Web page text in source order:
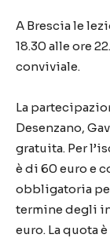
A Brescia le
18.30 alle ore
conviviale.
La
Desenzano,
gratuita. Per
è di 60 euro e
obbligatoria
termine degli
euro. La quota